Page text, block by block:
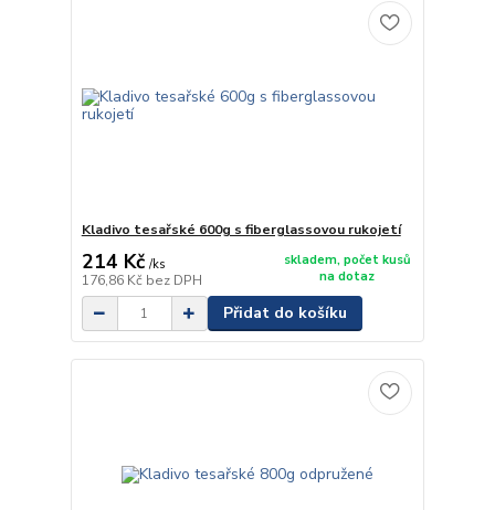
Kladivo tesařské 600g s fiberglassovou rukojetí
214 Kč /ks
176,86 Kč bez DPH
skladem, počet kusů
na dotaz
Přidat do košíku